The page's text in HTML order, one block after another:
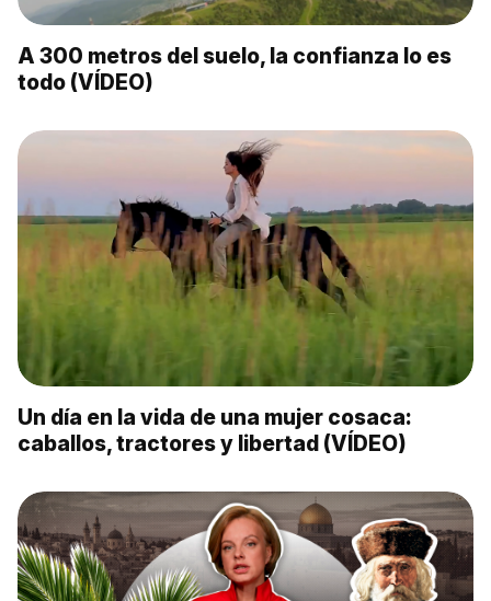
A 300 metros del suelo, la confianza lo es
todo (VÍDEO)
Un día en la vida de una mujer cosaca:
caballos, tractores y libertad (VÍDEO)